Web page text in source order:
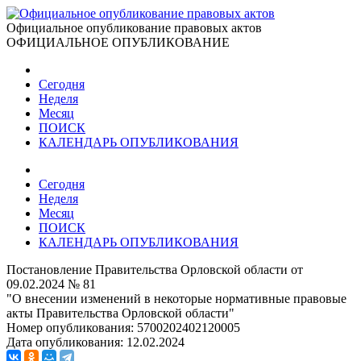
Официальное опубликование правовых актов
ОФИЦИАЛЬНОЕ ОПУБЛИКОВАНИЕ
Сегодня
Неделя
Месяц
ПОИСК
КАЛЕНДАРЬ ОПУБЛИКОВАНИЯ
Сегодня
Неделя
Месяц
ПОИСК
КАЛЕНДАРЬ ОПУБЛИКОВАНИЯ
Постановление Правительства Орловской области от
09.02.2024 № 81
"О внесении изменений в некоторые нормативные правовые
акты Правительства Орловской области"
Номер опубликования: 5700202402120005
Дата опубликования: 12.02.2024